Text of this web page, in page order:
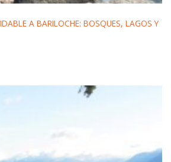
A BARILOCHE: BOSQUES, LAGOS Y